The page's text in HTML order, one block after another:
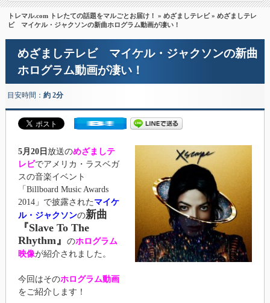
トレマル.com トレたての話題をマルごとお届け！ »めざましテレビ» めざましテレ
ビ マイケル・ジャクソンの新曲ホログラム動画が凄い！
めざましテレビ マイケル・ジャクソンの新曲
ホログラム動画が凄い！
目安時間： 約 2分
5月20日 放送のめざましテ
レビでアメリカ・ラスベガ
スの音楽イベント
「Billboard Music Awards
2014」で披露された マイケ
ル・ジャクソンの新曲
『Slave To The
Rhythm』
のホログラム
映像が紹介されました。
今回はそのホログラム動画
をご紹介します！